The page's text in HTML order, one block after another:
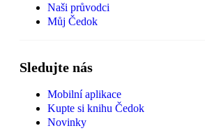
Naši průvodci
Můj Čedok
Sledujte nás
Mobilní aplikace
Kupte si knihu Čedok
Novinky